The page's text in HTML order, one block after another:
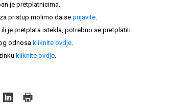
je pretplatnicima.
pristup molimo da seprijavite.
je pretplata istekla, potrebno se pretplatiti.
odnosa kliknite ovdje.
kliknite ovdje.